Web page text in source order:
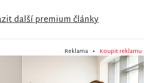
další premium články
Reklama • Koupit reklamu